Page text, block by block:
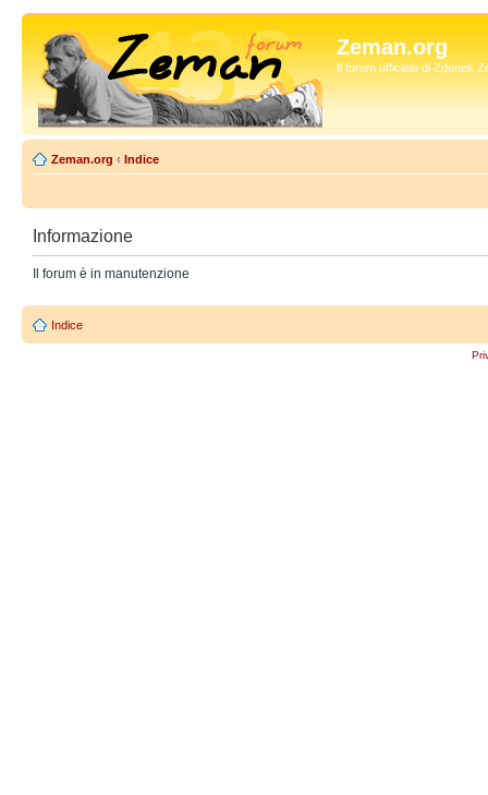
Zeman.org
Il forum ufficiale di Zdenek
Zeman.org ‹ Indice
Informazione
Il forum è in manutenzione
Indice